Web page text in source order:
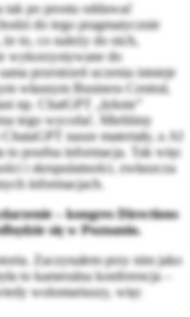
po prostu oddawać
do tego pragmatycznie
to, co należy do nich,
wykorzystywane do
przestrzeń uczenia istnieje
własnym Business Central,
np. ChatGPT „łyknie”
tego wycofać. Mieliśmy
nasze materiały, a AI
to poufna informacja. Tak więc
i skrupulatności, zwłaszcza
informacjach.
– kongres Directions
się w Poznaniu.
Zaczynałem przy nim jako
to kameralna konferencja –
wolontariuszy, więc